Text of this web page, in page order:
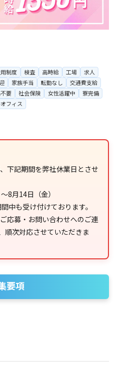
制度 検査 高時給 工場
求人
家族手当 転勤なし
交通費支給
要 社会保険 女性活躍中
寮完備
フィス
下記期間を弊社休業日とさせ
8月14日（金）
中も受け付けております。
応募・お問い合わせへのご連
順次対応させていただきま
要項